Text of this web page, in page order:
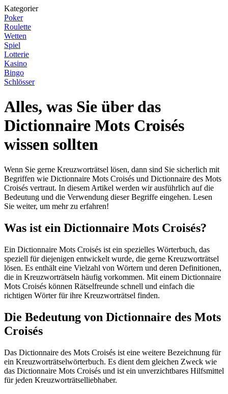
Kategorier
Poker
Roulette
Wetten
Spiel
Lotterie
Kasino
Bingo
Schlösser
Alles, was Sie über das
Dictionnaire Mots Croisés
wissen sollten
Wenn Sie gerne Kreuzworträtsel lösen, dann sind Sie sicherlich mit
Begriffen wie Dictionnaire Mots Croisés und Dictionnaire des Mots
Croisés vertraut. In diesem Artikel werden wir ausführlich auf die
Bedeutung und die Verwendung dieser Begriffe eingehen. Lesen
Sie weiter, um mehr zu erfahren!
Was ist ein Dictionnaire Mots Croisés?
Ein Dictionnaire Mots Croisés ist ein spezielles Wörterbuch, das
speziell für diejenigen entwickelt wurde, die gerne Kreuzworträtsel
lösen. Es enthält eine Vielzahl von Wörtern und deren Definitionen,
die in Kreuzworträtseln häufig vorkommen. Mit einem Dictionnaire
Mots Croisés können Rätselfreunde schnell und einfach die
richtigen Wörter für ihre Kreuzworträtsel finden.
Die Bedeutung von Dictionnaire des Mots
Croisés
Das Dictionnaire des Mots Croisés ist eine weitere Bezeichnung für
ein Kreuzworträtselwörterbuch. Es dient dem gleichen Zweck wie
das Dictionnaire Mots Croisés und ist ein unverzichtbares Hilfsmittel
für jeden Kreuzworträtselliebhaber.